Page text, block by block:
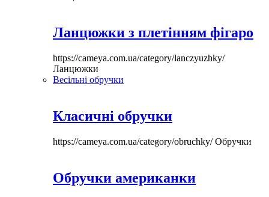
Ланцюжки з плетінням фігаро
https://cameya.com.ua/category/lanczyuzhky/
Ланцюжки
Весільні обручки
Класичні обручки
https://cameya.com.ua/category/obruchky/Обручки
Обручки американки